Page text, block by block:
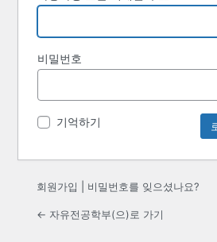
비밀번호
기억하기
회원가입 비밀번호를 잊으셨나요?
← 자유전공학부(으)로 가기